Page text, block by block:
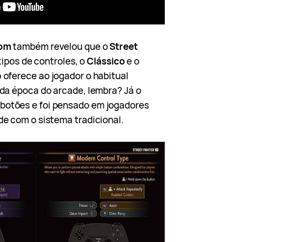
também revelou que oStreet
de controles, oClássicoe o
oferece ao jogador o habitual
época do arcade, lembra? Já o
e foi pensado em jogadores
com o sistema tradicional.